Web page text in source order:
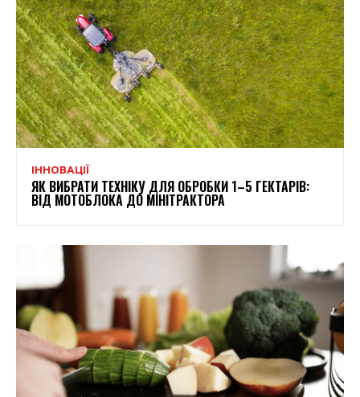
ІННОВАЦІЇ
ЯК ВИБРАТИ ТЕХНІКУ ДЛЯ ОБРОБКИ 1–5 ГЕКТАРІВ:
ВІД МОТОБЛОКА ДО МІНІТРАКТОРА